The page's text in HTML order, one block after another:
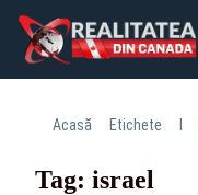
Acasă Etichete
Tag: israel